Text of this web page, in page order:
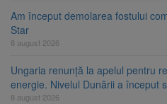
Am început demolarea fostului
Star
8 august 2026
Ungaria renunță la apelul pentru
energie. Nivelul Dunării a început
8 august 2026